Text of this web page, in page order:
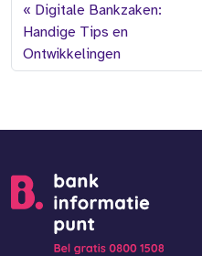
Digitale Bankzaken:
Handige Tips en
Ontwikkelingen